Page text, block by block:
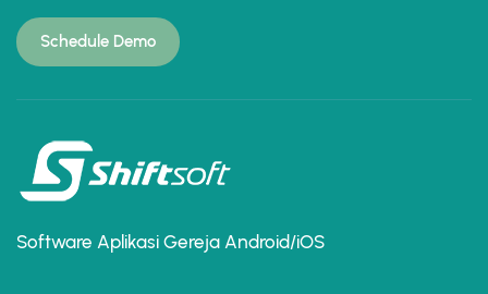
Schedule Demo
Software Aplikasi Gereja Android/iOS